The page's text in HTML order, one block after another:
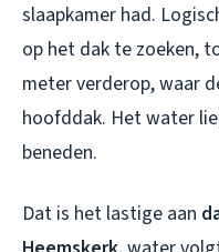
slaapkamer had.
op het dak te zoeken,
meter verderop, waar
hoofddak. Het water
beneden.
Dat is het lastige aan